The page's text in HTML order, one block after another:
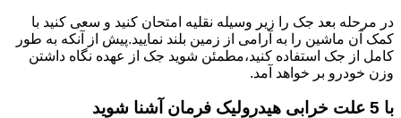
در مرحله بعد جک را زیر وسیله نقلیه امتحان کنید و سعی کنید با
کمک آن ماشین را به آرامی از زمین بلند نمایید.پیش از آنکه به طور
کامل از جک استفاده کنید،مطمئن شوید جک از عهده نگاه داشتن
وزن خودرو بر خواهد آمد.
با 5 علت خرابی هیدرولیک فرمان آشنا شوید